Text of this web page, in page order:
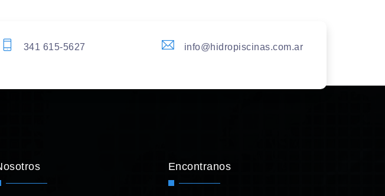
341 615-5627 info@hidropiscinas.com.ar
Encontranos